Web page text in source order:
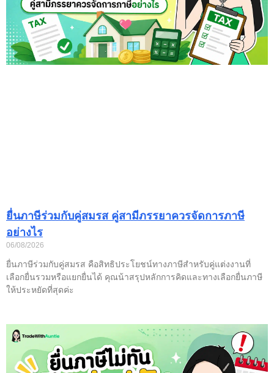
ยื่นภาษีร่วมกับคู่สมรส คู่สามีภรรยาควรจัดการภาษี
อย่างไร
06/08/2026
ยื่นภาษีร่วมกับคู่สมรส คือสิทธิประโยชน์ทางภาษีสำหรับคู่แต่งงานที่
เลือกยื่นรวมหรือแยกยื่นได้ คุณน้าสรุปหลักการคิดและทางเลือกยื่นภาษี
ให้ประหยัดที่สุดค่ะ